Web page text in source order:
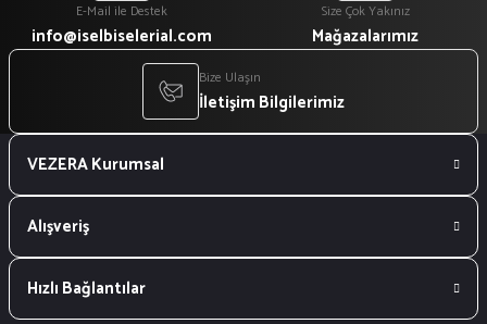
E-Mail ile Destek
info@iselbiselerial.com
Size Çok Yakınız
Mağazalarımız
Bize Ulaşın
İletişim Bilgilerimiz
VEZERA Kurumsal
Alışveriş
Hızlı Bağlantılar